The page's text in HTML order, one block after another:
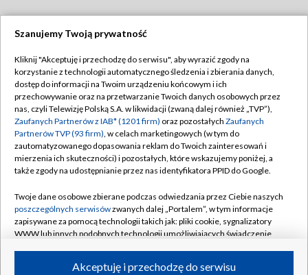
TVP
Abonament TVP
Emisja w TVP
Centrum informacji TVP
Naziemna Telewizja Cyfrowa
Rada Programowa
System NOS
Informacje o nadawcy
Regulamin TVP
Polityka prywatności
Moje zgody
Pomoc
Kontakt
Kanały
Szanujemy Twoją prywatność
Kliknij "Akceptuję i przechodzę do serwisu", aby wyrazić zgody na
korzystanie z technologii automatycznego śledzenia i zbierania danych,
dostęp do informacji na Twoim urządzeniu końcowym i ich
przechowywanie oraz na przetwarzanie Twoich danych osobowych przez
nas, czyli Telewizję Polską S.A. w likwidacji (zwaną dalej również „TVP”),
Zaufanych Partnerów z IAB* (1201 firm) oraz pozostałych Zaufanych
Partnerów TVP (93 firm), w celach marketingowych (w tym do
zautomatyzowanego dopasowania reklam do Twoich zainteresowań i
mierzenia ich skuteczności) i pozostałych, które wskazujemy poniżej, a
także zgody na udostępnianie przez nas identyfikatora PPID do Google.
Twoje dane osobowe zbierane podczas odwiedzania przez Ciebie naszych
poszczególnych serwisówzwanych dalej „Portalem”, w tym informacje
zapisywane za pomocą technologii takich jak: pliki cookie, sygnalizatory
WWW lub innych podobnych technologii umożliwiających świadczenie
ruchu w Internecie.Akceptuję i przechodzę do serwisu